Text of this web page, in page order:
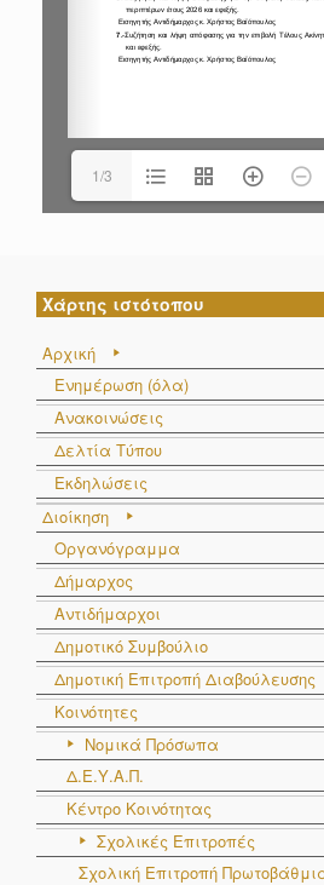
1/3
Χάρτης ιστότοπου
Αρχική
Ενημέρωση (όλα)
Ανακοινώσεις
Δελτία Τύπου
Εκδηλώσεις
Διοίκηση
Οργανόγραμμα
Δήμαρχος
Αντιδήμαρχοι
Δημοτικό Συμβούλιο
Δημοτική Επιτροπή Διαβούλευσης
Κοινότητες
Νομικά Πρόσωπα
Δ.Ε.Υ.Α.Π.
Κέντρο Κοινότητας
Σχολικές Επιτροπές
Σχολική Επιτροπή